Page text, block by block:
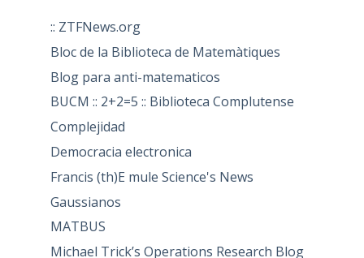
:: ZTFNews.org
Bloc de la Biblioteca de Matemàtiques
Blog para anti-matematicos
BUCM :: 2+2=5 :: Biblioteca Complutense
Complejidad
Democracia electronica
Francis (th)E mule Science's News
Gaussianos
MATBUS
Michael Trick’s Operations Research Blog